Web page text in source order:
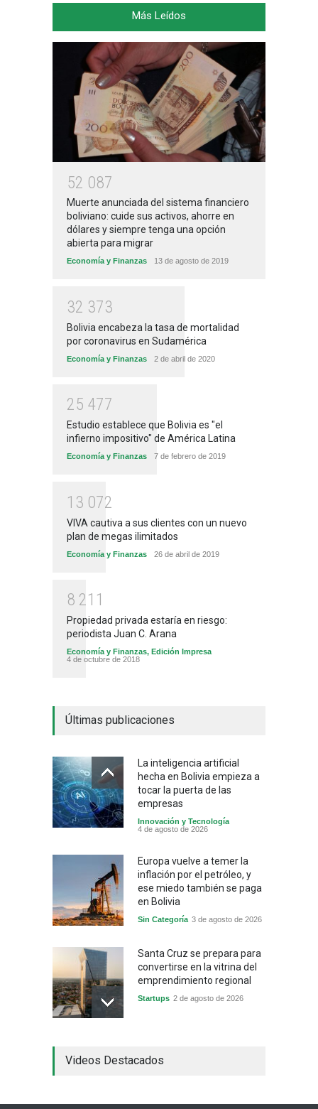
Más Leídos
52 087
Muerte anunciada del sistema financiero
boliviano: cuide sus activos, ahorre en
dólares y siempre tenga una opción
abierta para migrar
Economía y Finanzas 13 de agosto de 2019
32 373
Bolivia encabeza la tasa de mortalidad
por coronavirus en Sudamérica
Economía y Finanzas 2 de abril de 2020
25 477
Estudio establece que Bolivia es "el
infierno impositivo" de América Latina
Economía y Finanzas 7 de febrero de 2019
1 3 072
VIVA cautiva a sus clientes con un nuevo
plan de megas ilimitados
Economía y Finanzas 26 de abril de 2019
8 21 1
Propiedad privada estaría en riesgo:
periodista Juan C. Arana
Economía y Finanzas, Edición Impresa
4 de octubre de 2018
Últimas publicaciones
La inteligencia artificial
hecha en Bolivia empieza a
tocar la puerta de las
empresas
Innovación y Tecnología
4 de agosto de 2026
Europa vuelve a temer la
inflación por el petróleo, y
ese miedo también se paga
en Bolivia
Sin Categoría 3 de agosto de 2026
Santa Cruz se prepara para
convertirse en la vitrina del
emprendimiento regional
Startups 2 de agosto de 2026
industrial y el golpe puede
Sin Categoría 1 de agosto de 2026
Videos Destacados